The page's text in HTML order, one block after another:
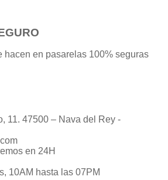
hacen en pasarelas 100% seguras
11. 47500 – Nava del Rey -
en 24H
10AM hasta las 07PM